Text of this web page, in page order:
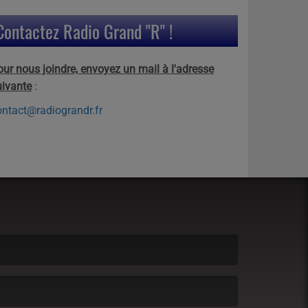
Radio Grand "R" !
nous joindre, envoyez un mail à l'adresse
: